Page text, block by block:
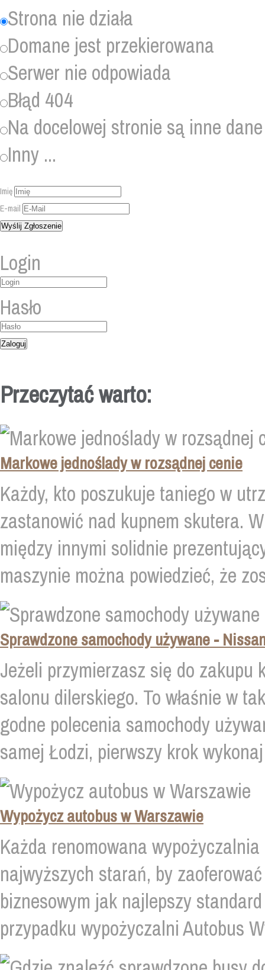
Strona nie działa
Domane jest przekierowana
Serwer nie odpowiada
Błąd 404
Na docelowej stronie są inne dane
Inny ...
Imię
E-mail
Login
Hasło
Przeczytać warto:
Markowe jednoślady w rozsądnej cenie
Każdy, kto poszukuje taniego w
zastanowić nad kupnem skutera.
między innymi solidnie
maszynie można powiedzieć, że
Sprawdzone samochody używane -
Jeżeli przymierzasz się do
salonu dilerskiego. To właśnie w
godne polecenia samochody
samej Łodzi, pierwszy krok
Wypożycz autobus w Warszawie
Każda renomowana
najwyższych starań, by
biznesowym jak najlepszy
przypadku wypożyczalni Autobus